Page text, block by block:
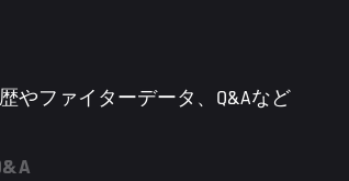
やファイターデータ、Q&Aなど